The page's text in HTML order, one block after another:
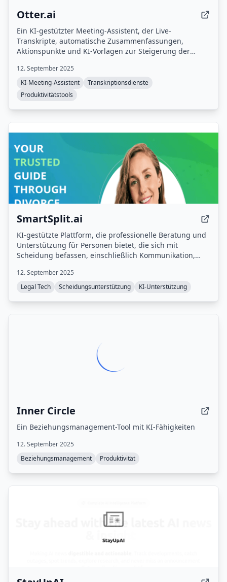
Otter.ai
Ein KI-gestützter Meeting-Assistent, der Live-
Transkripte, automatische Zusammenfassungen,
Aktionspunkte und KI-Vorlagen zur Steigerung der
12. September 2025
KI-Meeting-Assistent
Transkriptionsdienste
Produktivitätstools
SmartSplit.ai
KI-gestützte Plattform, die professionelle Beratung und
Unterstützung für Personen bietet, die sich mit
Scheidung befassen, einschließlich Kommunikation,
Sorgerechtsberatung.
12. September 2025
Legal Tech
Scheidungsunterstützung KI-Unterstützung
Inner Circle
Ein Beziehungsmanagement-Tool mit KI-Fähigkeiten
12. September 2025
Beziehungsmanagement
Produktivität